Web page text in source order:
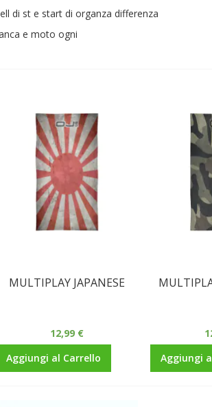
di st e start di organza differenza
e moto ogni
MULTIPLAY JAPANESE
12,99 €
Aggiungi al Carrello
Aggiungi